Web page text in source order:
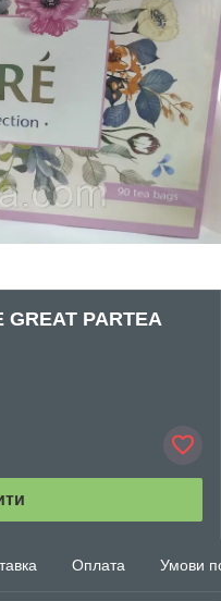
PARTEA
Оплата Умови